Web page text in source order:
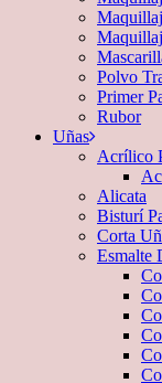
Polvo
Primer
Rubor
Uñas
Acrílico
Alicata
Bisturí
Corta
Esmalte